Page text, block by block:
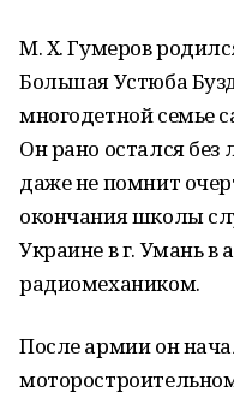
М. Х. Гумеров
Большая Устюба
многодетной
Он рано остался без
даже не помнит
окончания школы
Украине в г. Умань в
радиомехаником.
После армии он